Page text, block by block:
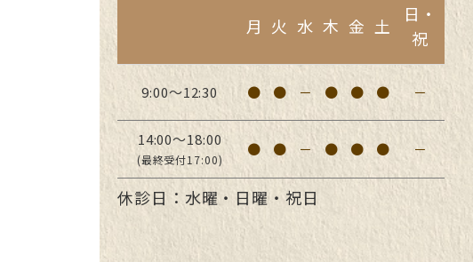
月 火 水 木 金 土
日・
祝
9:00～12:30 ● ● － ● ● ● －
14:00～18:00
(最終受付17:00)
● ● － ● ● ● －
休診日：水曜・日曜・祝日